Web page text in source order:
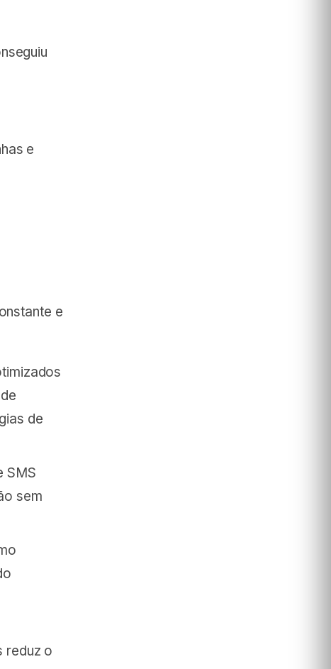
e
e
de
SMS
sem
reduz o